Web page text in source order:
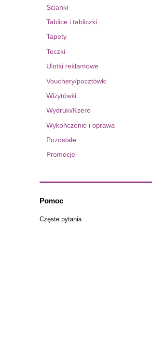
Ścianki
Tablice i tabliczki
Tapety
Teczki
Ulotki reklamowe
Vouchery/pocztówki
Wizytówki
Wydruki/Ksero
Wykończenie i oprawa
Pozostałe
Promocje
Pomoc
Częste pytania